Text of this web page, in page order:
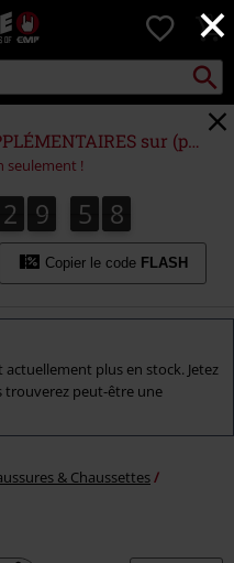
×
0
sur (presque) TOUT !*
seulement !
2
3
2 9
0
9 5
0
5 6
7
6
Copier le code FLASH
actuellement plus en stock. Jetez
trouverez peut-être une
& Chaussettes